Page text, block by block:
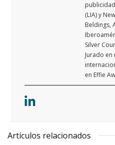
(LIA) y
Beldings,
Silver
Jurado
en Effie
Artículos relacionados